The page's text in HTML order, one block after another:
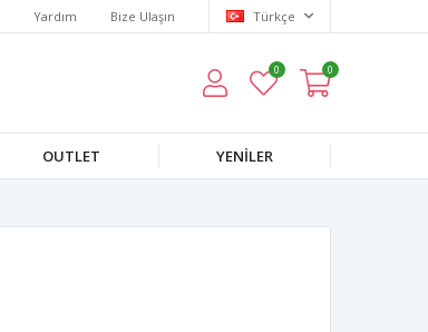
Yardım Bize Ulaşın Türkçe
0 0
OUTLET YENILER